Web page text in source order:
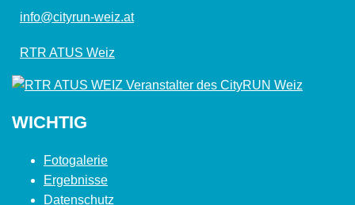
info@cityrun-weiz.at
RTR ATUS Weiz
WICHTIG
Fotogalerie
Ergebnisse
Datenschutz